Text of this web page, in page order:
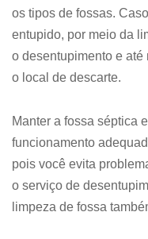
os tipos de fossas.
entupido, por meio da
o desentupimento e até
o local de descarte.
Manter a fossa séptica
funcionamento
pois você evita
o serviço de
limpeza de fossa